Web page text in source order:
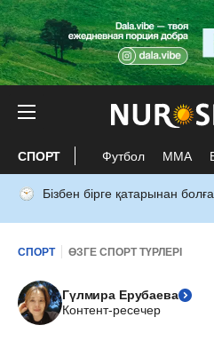
СПОРТ Футбол ММА
Бізбен бірге қатарынан
СПОРТ ӨЗГЕ СПОРТ ТҮРЛЕРІ
Гүлмира Ерубаева
Контент-ресечер